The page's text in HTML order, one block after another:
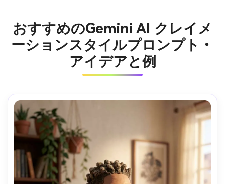
おすすめのGemini AI クレイメ
ーションスタイルプロンプト・
アイデアと例